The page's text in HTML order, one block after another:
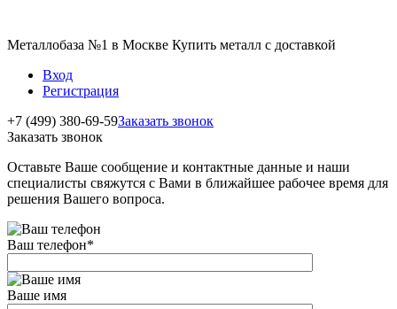
Металлобаза №1 в Москве Купить металл с доставкой
Вход
Регистрация
+7 (499) 380-69-59Заказать звонок
Заказать звонок
Оставьте Ваше сообщение и контактные данные и наши
специалисты свяжутся с Вами в ближайшее рабочее время для
решения Вашего вопроса.
Ваш телефон*
Ваше имя